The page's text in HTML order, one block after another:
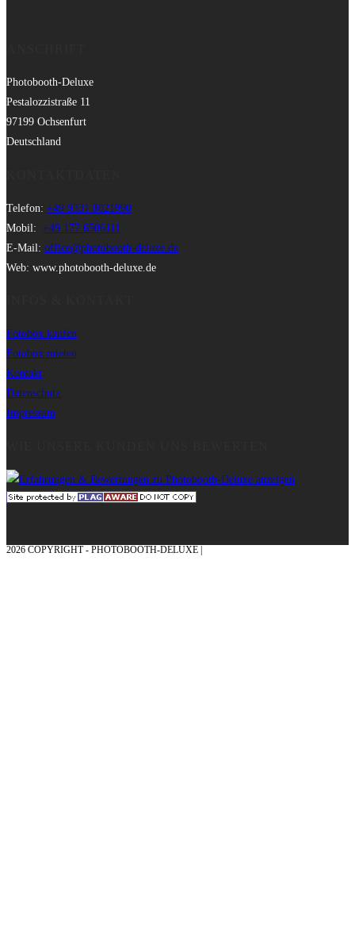
Photobooth-Deluxe
Pestalozzistraße 11
97199 Ochsenfurt
Deutschland
Telefon: +49 9331 8021990
Mobil: +49 177 6506111
E-Mail: office@photobooth-deluxe.de
Web: www.photobooth-deluxe.de
Fotobox kaufen
Fotobox mieten
Kontakt
Datenschutz
Impressum
2026 COPYRIGHT - PHOTOBOOTH-DELUXE |